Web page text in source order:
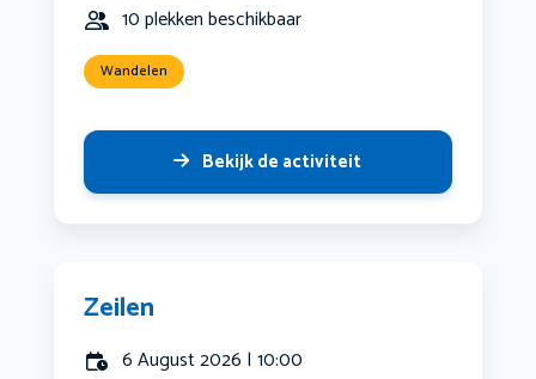
10 plekken beschikbaar
Wandelen
Bekijk de activiteit
Zeilen
6 August 2026 | 10:00